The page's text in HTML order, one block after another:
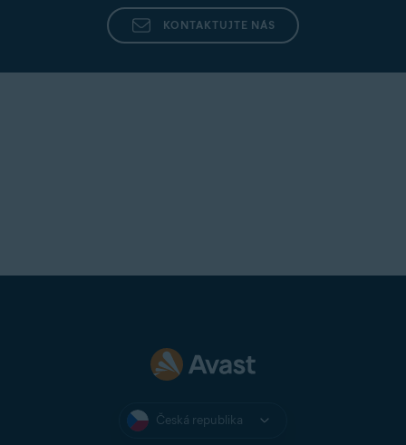
KONTAKTUJTE NÁS
Česká republika